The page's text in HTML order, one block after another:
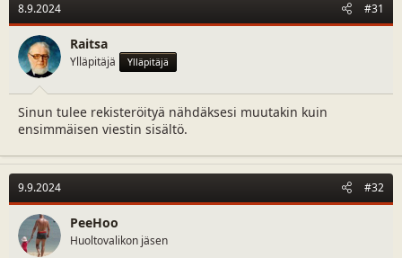
8.9.2024 #31
Raitsa
Ylläpitäjä Ylläpitäjä
Sinun tulee rekisteröityä nähdäksesi muutakin kuin
ensimmäisen viestin sisältö.
9.9.2024 #32
PeeHoo
Huoltovalikon jäsen